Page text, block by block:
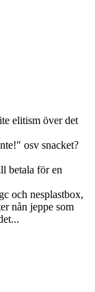
elitism över det
osv snacket?
betala för en
och nesplastbox,
nån jeppe som